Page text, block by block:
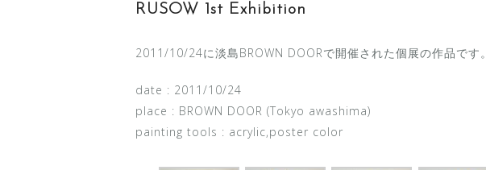
RUSOW 1st Exhibition
2011/10/24に淡島BROWN DOORで開催された個展の作品です。
date : 2011/10/24
place : BROWN DOOR (Tokyo awashima)
painting tools : acrylic,poster color